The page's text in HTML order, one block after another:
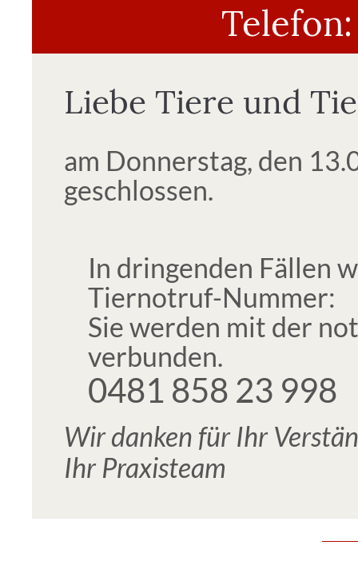
Liebe Tiere und
am Donnerstag, den
geschlossen.
In dringenden Fällen
Tiernotruf-Nummer:
Sie werden mit der
verbunden.
0481 858 23 998
Wir danken für Ihr
Ihr Praxisteam